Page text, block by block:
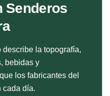
Senderos
la topografía,
bebidas y
los fabricantes del
cada día.